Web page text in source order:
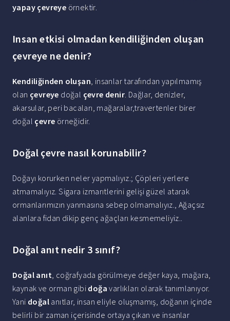
yapay çevreye örnektir.
Insan etkisi olmadan kendiliğinden oluşan
çevreye ne denir?
Kendiliğinden oluşan, insanlar tarafından yapılmamış
olan çevreye doğal çevre denir. Dağlar, denizler,
akarsular, peri bacaları, mağaralar,travertenler birer
doğal çevre örneğidir.
Doğal çevre nasıl korunabilir?
Doğayı korurken neler yapmalıyız.; Çöpleri yerlere
atmamalıyız. Sigara izmarıtlerini gelişi güzel atarak
ormanlarımızın yanmasına sebep olmamalıyız., Ağaçsız
alanlara fidan dikip genç ağaçları kesmemeliyiz..
Doğal anıt nedir 3 sınıf?
Doğal anıt, coğrafyada görülmeye değer kaya, mağara,
kaynak ve orman gibi doğa varlıkları olarak tanımlanıyor.
Yani doğal anıtlar, insan eliyle oluşmamış, doğanın içinde
belirli bir zaman içerisinde ortaya çıkan ve insanlar